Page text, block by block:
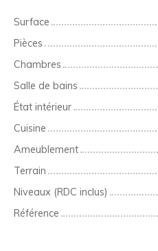
Surface
Pièces
Chambres
Salle de bains
État intérieur
Cuisine
Ameublement
Terrain
Niveaux (RDC inclus)
Référence